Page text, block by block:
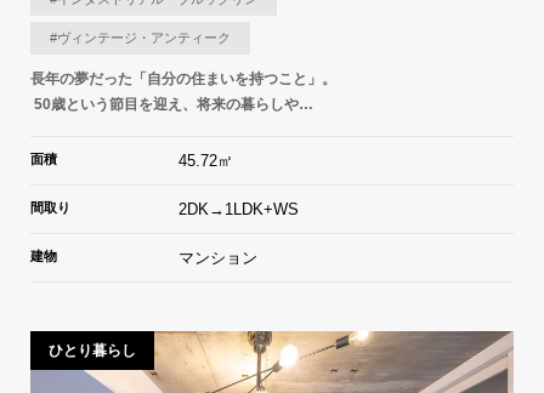
#ヴィンテージ・アンティーク
長年の夢だった「自分の住まいを持つこと」。
50歳という節目を迎え、将来の暮らしや…
面積 45.72㎡
間取り 2DK→1LDK+WS
建物 マンション
ひとり暮らし